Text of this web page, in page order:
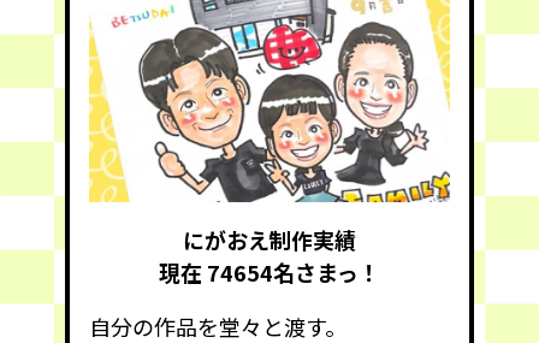
にがおえ制作実績
現在 74654名さまっ！
自分の作品を堂々と渡す。